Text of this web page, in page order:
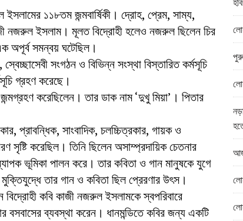
বিতরন
ভয়াবহ দুর্নীতি
১১৮তম জন্মবার্ষিকী। দ্রোহ, প্রেম, সাম্য,
নজরুল ইসলাম। মূলত বিদ্রোহী হলেও নজরুল ছিলেন চির
অপূর্ব সমন্বয় ঘটেছিল।
সংগঠন ও বিভিন্ন সংস্থা বিস্তারিত কর্মসূচি
গ্রহণ করেছে।
জন্মগ্রহণ করেছিলেন। তার ডাক নাম ‘দুখু মিয়া’। পিতার
প্রাবন্ধিক, সাংবাদিক, চলচ্চিত্রকার, গায়ক ও
সৃষ্টি করেছিল। তিনি ছিলেন অসাম্প্রদায়িক চেতনার
ভূমিকা পালন করে। তার কবিতা ও গান মানুষকে যুগে
তার গান ও কবিতা ছিল প্রেরণার উৎস।
কবি কাজী নজরুল ইসলামকে স্বপরিবারে
বসবাসের ব্যবস্থা করেন। ধানমন্ডিতে কবির জন্য একটি